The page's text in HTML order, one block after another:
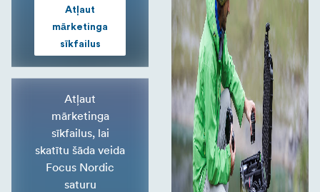
Atļaut
mārketinga
sīkfailus
Atļaut
mārketinga
sīkfailus, lai
skatītu šāda veida
Focus Nordic
saturu